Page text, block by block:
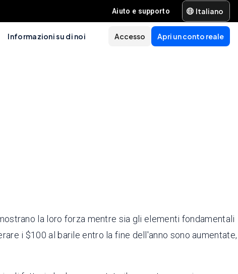
Aiuto e supporto Italiano
Informazioni su di noi Apri un conto reale
Accesso
la loro forza mentre sia gli elementi fondamentali
i $100 al barile entro la fine dell'anno sono aumentate,